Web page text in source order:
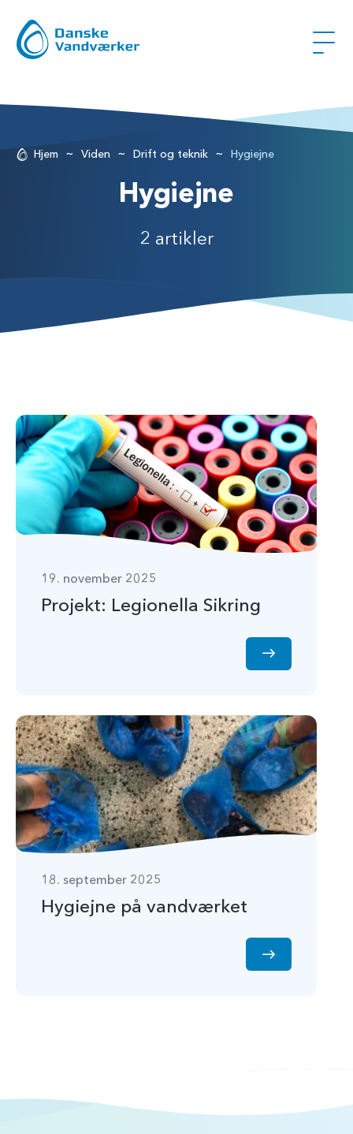
Hjem ~ Viden ~ Drift og teknik ~ Hygiejne
Hygiejne
2 artikler
19. november 2025
Projekt: Legionella Sikring
18. september 2025
Hygiejne på vandværket